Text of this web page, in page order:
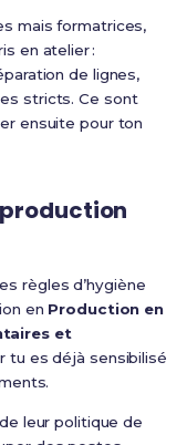
mais formatrices,
en atelier :
de lignes,
stricts. Ce sont
ensuite pour ton
production
règles d’hygiène
en Production en
et
tu es déjà sensibilisé
leur politique de